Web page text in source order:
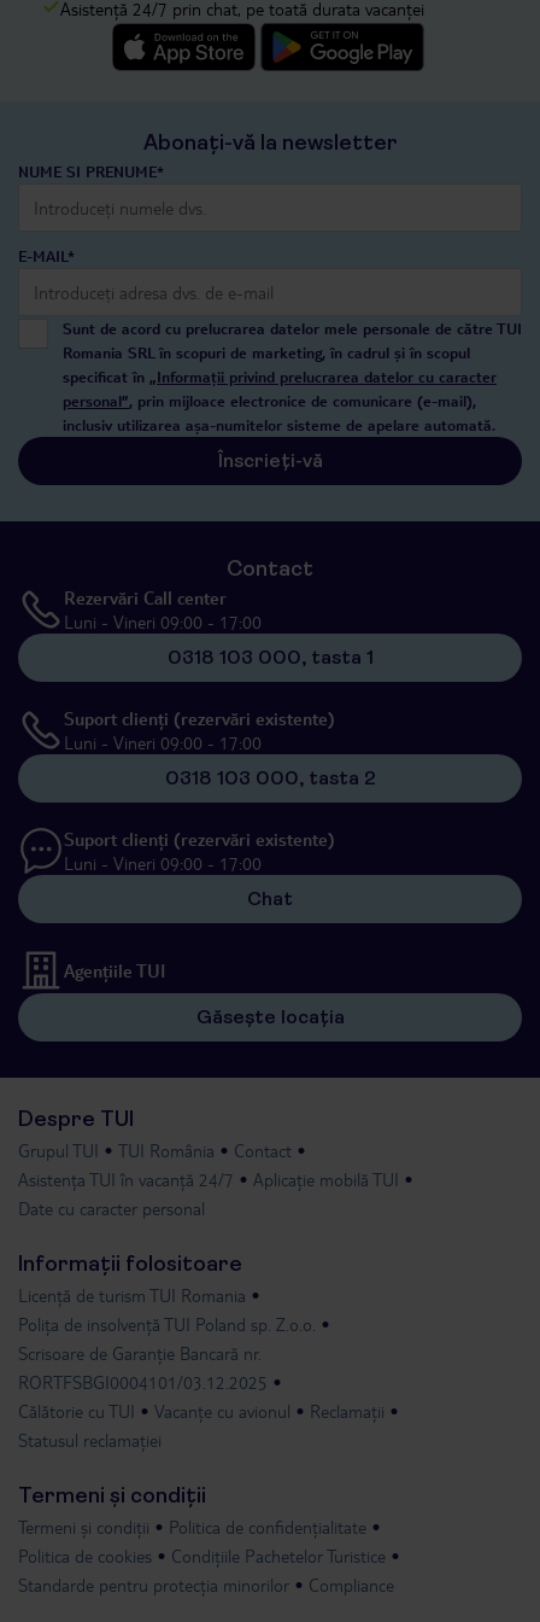
Asistență 24/7 prin chat, pe toată durata vacanței
Abonați-vă la newsletter
NUME SI PRENUME*
E-MAIL*
Sunt de acord cu prelucrarea datelor mele personale de către TUI
Romania SRL în scopuri de marketing, în cadrul și în scopul
specificat în „Informații privind prelucrarea datelor cu caracter
personal”, prin mijloace electronice de comunicare (e-mail),
inclusiv utilizarea așa-numitelor sisteme de apelare automată.
Înscrieți-vă
Contact
Rezervări Call center
Luni - Vineri 09:00 - 17:00
0318 103 000, tasta 1
Suport clienți (rezervări existente)
Luni - Vineri 09:00 - 17:00
0318 103 000, tasta 2
Suport clienți (rezervări existente)
Luni - Vineri 09:00 - 17:00
Chat
Agențiile TUI
Găsește locația
Despre TUI
Grupul TUI TUI România
Contact
Asistența TUI în vacanță 24/7
Aplicație mobilă TUI
Date cu caracter personal
Informații folositoare
Licență de turism TUI Romania
Polița de insolvență TUI Poland sp. Z.o.o.
Scrisoare de Garanție Bancară nr.
RORTFSBGI0004101/03.12.2025
Călătorie cu TUI
Vacanțe cu avionul
Reclamații
Statusul reclamației
Termeni și condiții
Termeni și condiții
Politica de confidențialitate
Politica de cookies
Condițiile Pachetelor Turistice
Standarde pentru protecția minorilor
Compliance